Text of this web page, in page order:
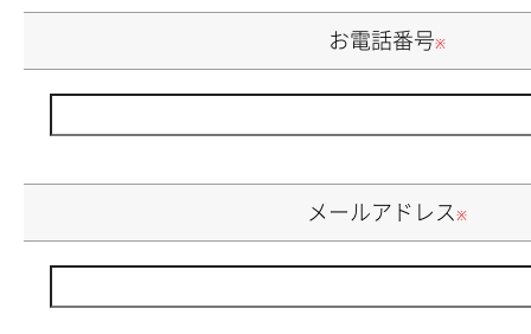
お電話番号※
メールアドレス※